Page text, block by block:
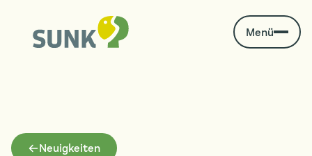
Menü
Neuigkeiten